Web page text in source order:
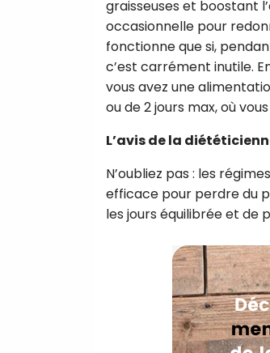
graisseuses et boostant
occasionnelle pour
fonctionne que si,
c’est carrément inutile.
vous avez une
ou de 2 jours max, où
L’avis de la
N’oubliez pas : les
efficace pour perdre du
les jours équilibrée et de